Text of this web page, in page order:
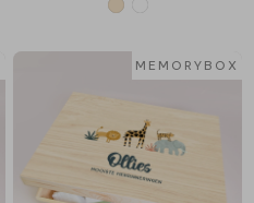
MEMORYBOX